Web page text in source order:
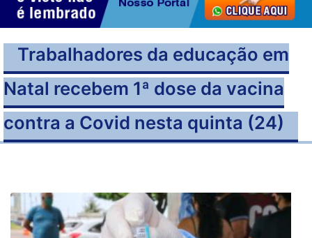
Trabalhadores da educação em
Natal recebem 1ª dose da vacina
contra a Covid nesta quinta (24)